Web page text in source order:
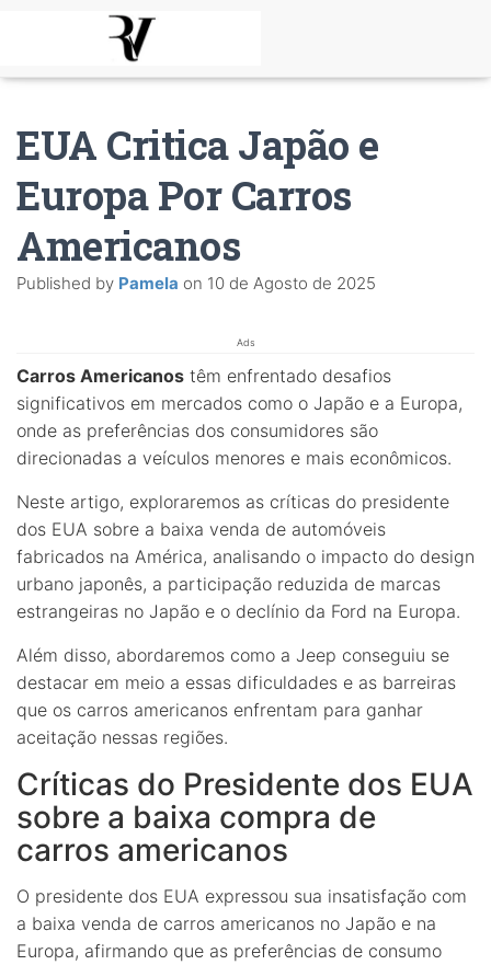
EUA Critica Japão e
Europa Por Carros
Americanos
Published by Pamela on 10 de Agosto de 2025
Ads
Carros Americanos têm enfrentado desafios
significativos em mercados como o Japão e a Europa,
onde as preferências dos consumidores são
direcionadas a veículos menores e mais econômicos.
Neste artigo, exploraremos as críticas do presidente
dos EUA sobre a baixa venda de automóveis
fabricados na América, analisando o impacto do design
urbano japonês, a participação reduzida de marcas
estrangeiras no Japão e o declínio da Ford na Europa.
Além disso, abordaremos como a Jeep conseguiu se
destacar em meio a essas dificuldades e as barreiras
que os carros americanos enfrentam para ganhar
aceitação nessas regiões.
Críticas do Presidente dos EUA
sobre a baixa compra de
carros americanos
O presidente dos EUA expressou sua insatisfação com
a baixa venda de carros americanos no Japão e na
Europa, afirmando que as preferências de consumo